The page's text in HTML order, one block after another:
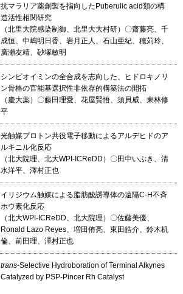
抗マラリア薬創製を指向したPuberulic acid類の構
造活性相関研究
（北里大院感染制御、北里大大村研）〇齋藤亮、千
成恒、中嶋明日香、岩月正人、石山亜紀、穂苅玲、
廣瀬友靖、砂塚敏明
シンビオイミンの全合成を志向した、ヒドロキノリ
ン骨格の官能基選択性非依存的構築法の開拓
（慶大薬）〇藤田理愛、花屋賢悟、須貝威、東林修
平
光触媒プロトン共役電子移動によるアルデヒドのア
ルキニル化反応
（北大院理、北大WPI-ICReDD）〇田中いぶき、清
水洋平、澤村正也
イリジウム触媒による脂肪酸誘導体の遠隔C-H不斉
ホウ素化反応
（北大WPI-ICReDD、北大院理）〇佐藤美優、
Ronald Lazo Reyes、増田侑亮、東田皓介、鈴木机
倫、前田理、澤村正也
trans-Selective Hydroboration of Terminal Alkynes
Catalyzed by PSP-Pincer Rh Catalyst